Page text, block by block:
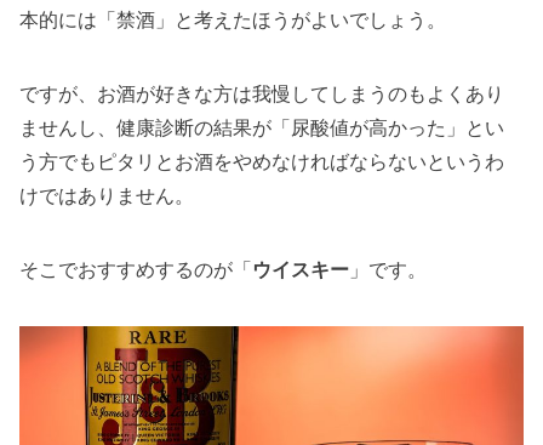
本的には「禁酒」と考えたほうがよいでしょう。
ですが、お酒が好きな方は我慢してしまうのもよくあり
ませんし、健康診断の結果が「尿酸値が高かった」とい
う方でもピタリとお酒をやめなければならないというわ
けではありません。
そこでおすすめするのが「ウイスキー 」です。